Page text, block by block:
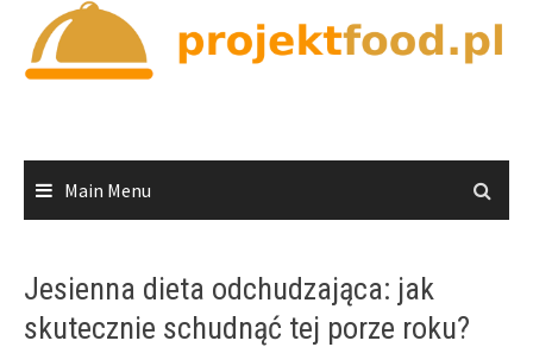
content
Main Menu
Jesienna dieta odchudzająca: jak
skutecznie schudnąć tej porze roku?